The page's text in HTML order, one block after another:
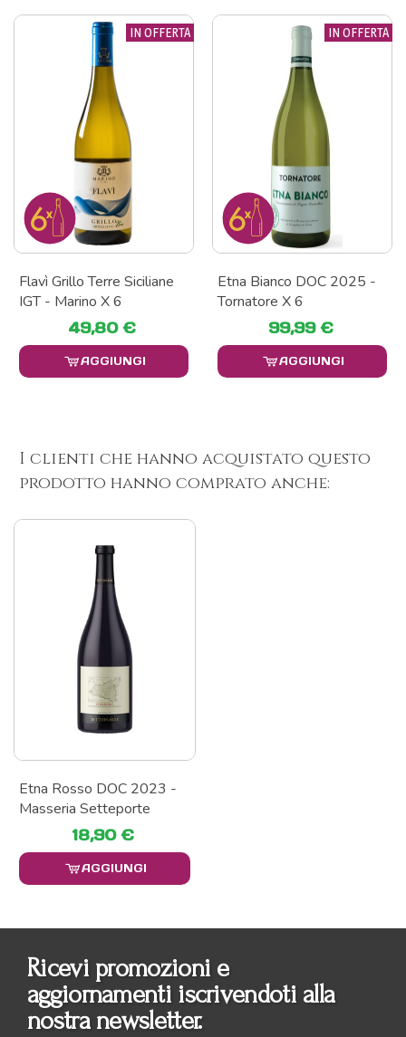
IN OFFERTA
Flavì Grillo Terre Siciliane
IGT - Marino X 6
49,80 €
AGGIUNGI
IN OFFERTA
Etna Bianco DOC 2025 -
Tornatore X 6
99,99 €
AGGIUNGI
I clienti che hanno acquistato questo
prodotto hanno comprato anche:
Etna Rosso DOC 2023 -
Masseria Setteporte
18,90 €
AGGIUNGI
Ricevi promozioni e
aggiornamenti iscrivendoti alla
nostra newsletter.